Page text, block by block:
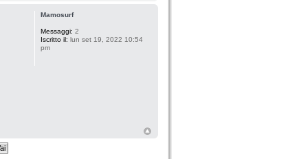
Mamosurf
Messaggi: 2
Iscritto il: lun set 19, 2022 10:54
pm